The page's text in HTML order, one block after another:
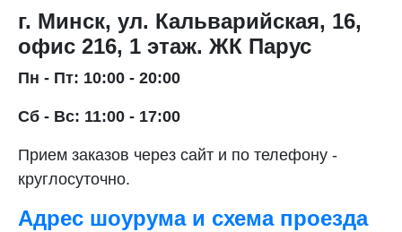
г. Минск, ул. Кальварийская, 16,
офис 216, 1 этаж. ЖК Парус
Пн - Пт: 10:00 - 20:00
Сб - Вс: 11:00 - 17:00
Прием заказов через сайт и по телефону -
круглосуточно.
Адрес шоурума и схема проезда